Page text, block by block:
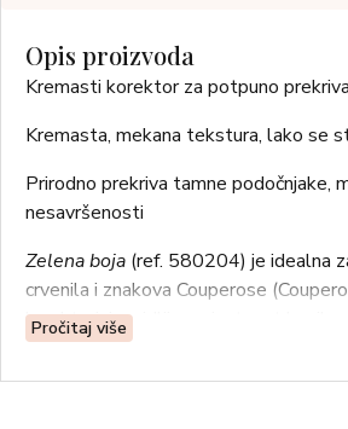
Opis proizvoda
Kremasti korektor za potpuno
Kremasta, mekana tekstura, lako se
Prirodno prekriva tamne podočnjake,
nesavršenosti
Zelena boja (ref. 580204) je idealna
crvenila i znakova Couperose
karakterizira vidljiva prisutnost kapilara
svijetlo crvene boje i javljaju se zbog
kapilarnih zidova)
Pročitaj više